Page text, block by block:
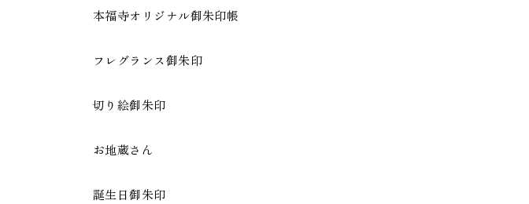
本福寺オリジナル御朱印帳
フレグランス御朱印
切り絵御朱印
お地蔵さん
誕生日御朱印